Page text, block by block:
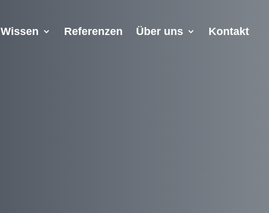
Wissen Referenzen Über uns Kontakt